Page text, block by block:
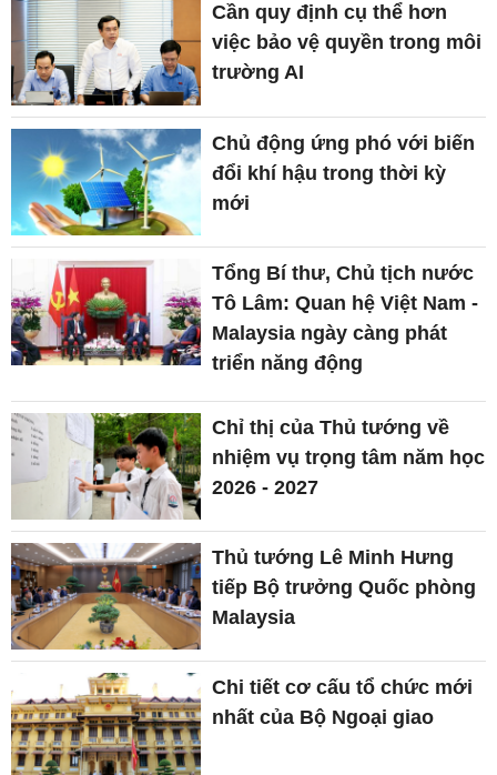
Cần quy định cụ thể hơn
việc bảo vệ quyền trong môi
trường AI
Chủ động ứng phó với biến
đổi khí hậu trong thời kỳ
mới
Tổng Bí thư, Chủ tịch nước
Tô Lâm: Quan hệ Việt Nam -
Malaysia ngày càng phát
triển năng động
Chỉ thị của Thủ tướng về
nhiệm vụ trọng tâm năm học
2026 - 2027
Thủ tướng Lê Minh Hưng
tiếp Bộ trưởng Quốc phòng
Malaysia
Chi tiết cơ cấu tổ chức mới
nhất của Bộ Ngoại giao